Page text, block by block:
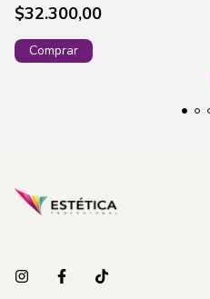
$32.300,00